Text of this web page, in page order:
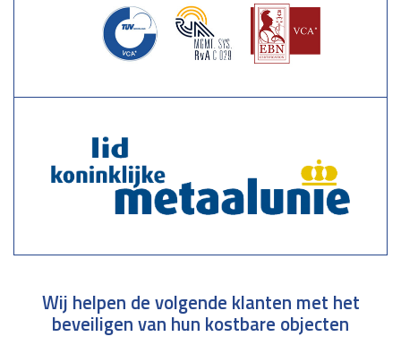
Wij helpen de volgende klanten met het
beveiligen van hun kostbare objecten